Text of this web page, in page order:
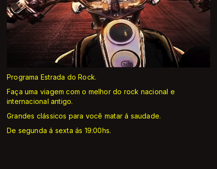
Programa Estrada do Rock.
Faça uma viagem com o melhor do rock nacional e
internacional antigo.
Grandes clássicos para você matar á saudade.
De segunda á sexta ás 19:00hs.